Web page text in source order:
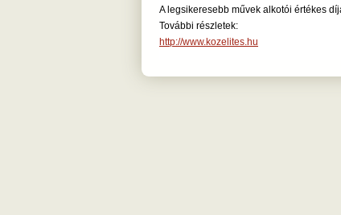
A legsikeresebb művek alkotói értékes
További részletek:
http://www.kozelites.hu